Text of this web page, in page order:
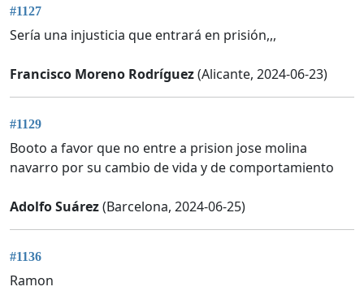
#1127
Sería una injusticia que entrará en prisión,,,
Francisco Moreno Rodríguez(Alicante, 2024-06-23)
#1129
Booto a favor que no entre a prision jose molina
navarro por su cambio de vida y de comportamiento
Adolfo Suárez(Barcelona, 2024-06-25)
#1136
Ramon